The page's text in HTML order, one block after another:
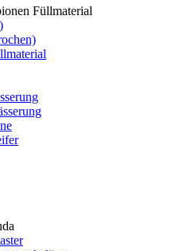
Füllmaterial